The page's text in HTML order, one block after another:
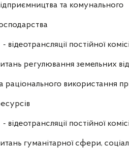
та комунального
- відеотрансляції постійної
регулювання земельних
раціонального використання
- відеотрансляції постійної
гуманітарної сфери,